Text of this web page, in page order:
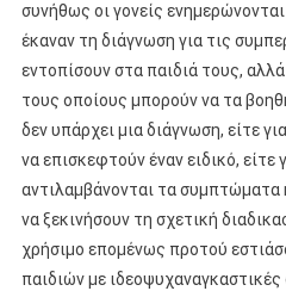
συνήθως οι γονείς
έκαναν τη διάγνωση για τις
εντοπίσουν στα παιδιά τους,
τους οποίους μπορούν να τα
δεν υπάρχει μια διάγνωση, είτε
να επισκεφτούν έναν ειδικό, είτε
αντιλαμβάνονται τα συμπτώματα
να ξεκινήσουν τη σχετική
χρήσιμο επομένως προτού
παιδιών με